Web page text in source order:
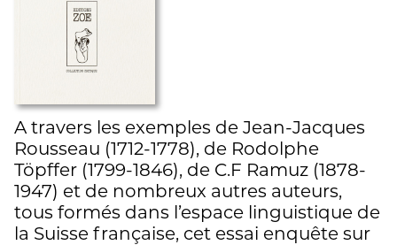
A travers les exemples de Jean-Jacques
Rousseau (1712-1778), de Rodolphe
Töpffer (1799-1846), de C.F Ramuz (1878-
1947) et de nombreux autres auteurs,
tous formés dans l’espace linguistique de
la Suisse française, cet essai enquête sur